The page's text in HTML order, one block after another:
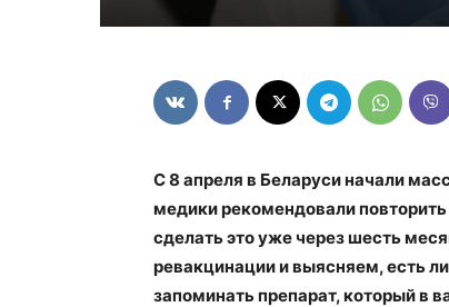
С 8 апреля в Беларуси начали
медики рекомендовали
сделать это уже через шесть
ревакцинации и выясняем, есть
запоминать препарат, который в